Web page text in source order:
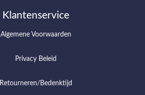
Klantenservice
Algemene Voorwaarden
Privacy Beleid
Retourneren/Bedenktijd